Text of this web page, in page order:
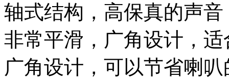
轴式结构，高保真的声
非常平滑，广角设计，
广角设计，可以节省喇